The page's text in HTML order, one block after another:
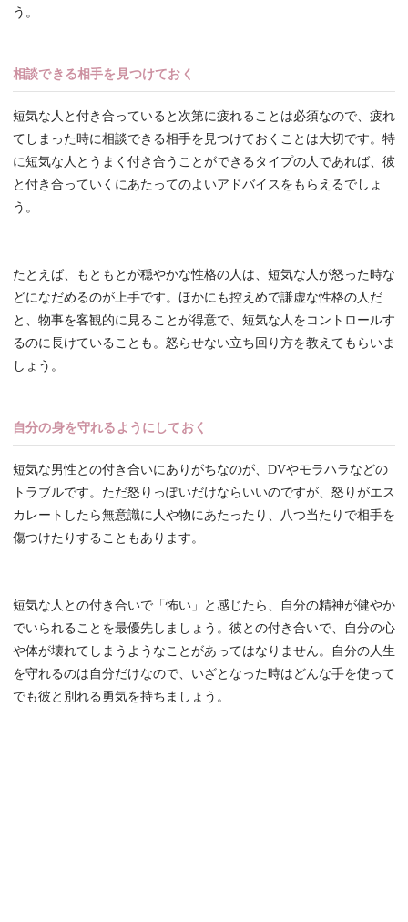
う。
相談できる相手を見つけておく
短気な人と付き合っていると次第に疲れることは必須なので、疲れ
てしまった時に相談できる相手を見つけておくことは大切です。特
に短気な人とうまく付き合うことができるタイプの人であれば、彼
と付き合っていくにあたってのよいアドバイスをもらえるでしょ
う。
たとえば、もともとが穏やかな性格の人は、短気な人が怒った時な
どになだめるのが上手です。ほかにも控えめで謙虚な性格の人だ
と、物事を客観的に見ることが得意で、短気な人をコントロールす
るのに長けていることも。怒らせない立ち回り方を教えてもらいま
しょう。
自分の身を守れるようにしておく
短気な男性との付き合いにありがちなのが、DVやモラハラなどの
トラブルです。ただ怒りっぽいだけならいいのですが、怒りがエス
カレートしたら無意識に人や物にあたったり、八つ当たりで相手を
傷つけたりすることもあります。
短気な人との付き合いで「怖い」と感じたら、自分の精神が健やか
でいられることを最優先しましょう。彼との付き合いで、自分の心
や体が壊れてしまうようなことがあってはなりません。自分の人生
を守れるのは自分だけなので、いざとなった時はどんな手を使って
でも彼と別れる勇気を持ちましょう。